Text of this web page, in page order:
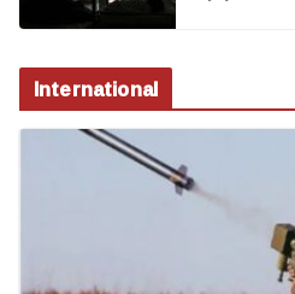
International